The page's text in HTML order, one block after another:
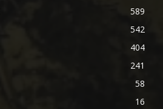
589
542
404
241
58
16